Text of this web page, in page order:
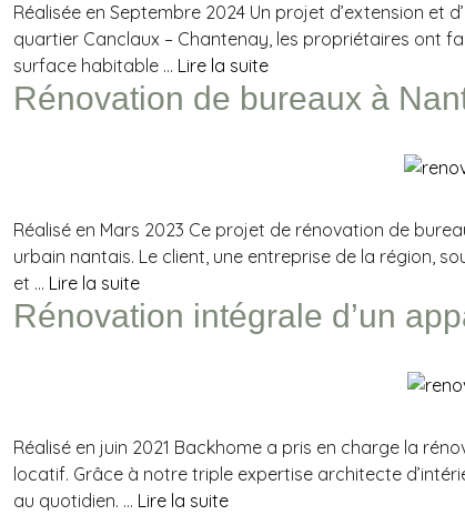
Réalisée en Septembre 2024 Un projet d’extension et
quartier Canclaux – Chantenay, les propriétaires ont
surface habitable … Lire la suite
Rénovation de bureaux à
Réalisé en Mars 2023 Ce projet de rénovation de
urbain nantais. Le client, une entreprise de la région,
et … Lire la suite
Rénovation intégrale d’un
Réalisé en juin 2021 Backhome a pris en charge la
locatif. Grâce à notre triple expertise architecte
au quotidien. … Lire la suite